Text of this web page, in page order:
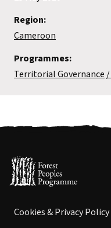
Region:
Cameroon
Programmes:
Territorial Governance
Cookies & Privacy Policy